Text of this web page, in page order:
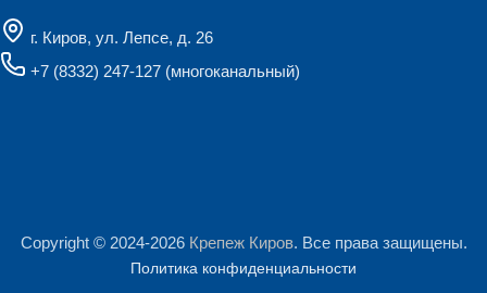
г. Киров, ул. Лепсе, д. 26
+7 (8332) 247-127 (многоканальный)
Copyright © 2024-2026 Крепеж Киров. Все права защищены.
Политика конфиденциальности